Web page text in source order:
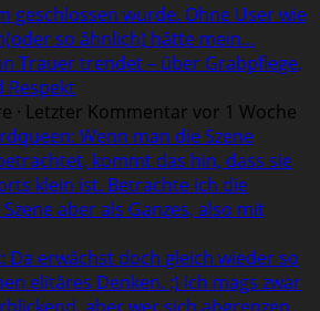
geschlossen wurde. Ohne User wie
so ähnlich) hätte mein…
Trauer trendet – über Grabpflege,
Respekt
· Letzter Kommentar vor 1 Woche
: Wenn man die Szene
kommt das hin, dass sie
klein ist. Betrachte ich die
aber als Ganzes, also mit
: Da erwächst doch gleich wieder so
elitäres Denken. ;) Ich mags zwar